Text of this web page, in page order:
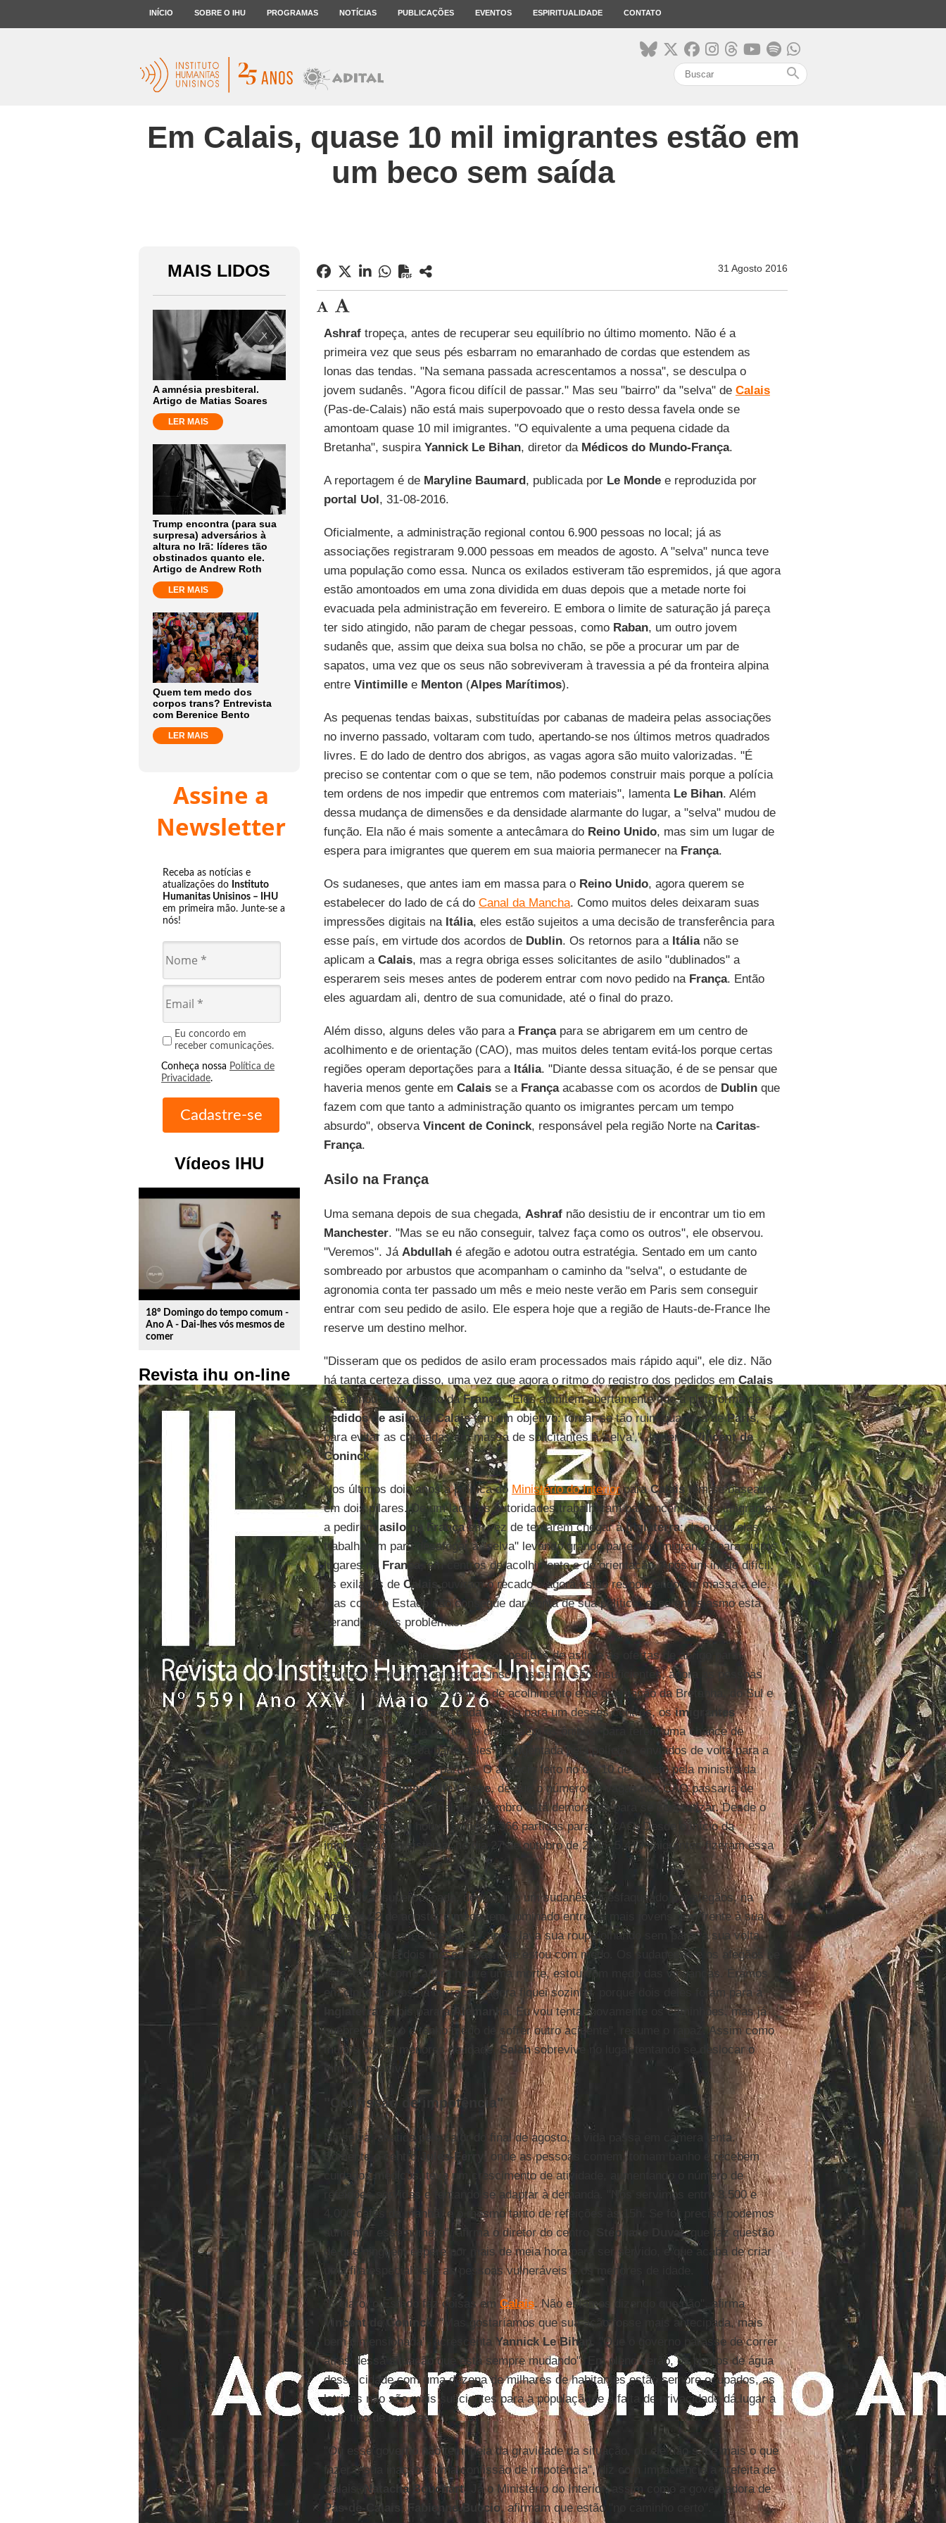
INÍCIO SOBRE O IHU PROGRAMAS NOTÍCIAS PUBLICAÇÕES EVENTOS ESPIRITUALIDADE CONTATO
search
Em Calais, quase 10 mil imigrantes estão em
um beco sem saída
MAIS LIDOS
A amnésia presbiteral.
Artigo de Matias Soares
LER MAIS
Trump encontra (para sua
surpresa) adversários à
altura no Irã: líderes tão
obstinados quanto ele.
Artigo de Andrew Roth
LER MAIS
Quem tem medo dos
corpos trans? Entrevista
com Berenice Bento
LER MAIS
Assine a
Newsletter
Receba as notícias e
atualizações do Instituto
Humanitas Unisinos – IHU
em primeira mão. Junte-se a
nós!
Eu concordo em
receber comunicações.
Conheça nossa Política de
Privacidade.
Vídeos IHU
play_circle_outline
18º Domingo do tempo comum -
Ano A - Dai-lhes vós mesmos de
comer
Revista ihu on-line
31 Agosto 2016
Ashraftropeça, antes de recuperar seu equilíbrio no último momento. Não é a
primeira vez que seus pés esbarram no emaranhado de cordas que estendem as
lonas das tendas. "Na semana passada acrescentamos a nossa", se desculpa o
jovem sudanês. "Agora ficou difícil de passar." Mas seu "bairro" da "selva" de Calais
(Pas-de-Calais) não está mais superpovoado que o resto dessa favela onde se
amontoam quase 10 mil imigrantes. "O equivalente a uma pequena cidade da
Bretanha", suspira Yannick Le Bihan, diretor da Médicos do Mundo-França.
A reportagem é de Maryline Baumard, publicada por Le Mondee reproduzida por
portal Uol, 31-08-2016.
Oficialmente, a administração regional contou 6.900 pessoas no local; já as
associações registraram 9.000 pessoas em meados de agosto. A "selva" nunca teve
uma população como essa. Nunca os exilados estiveram tão espremidos, já que agora
estão amontoados em uma zona dividida em duas depois que a metade norte foi
evacuada pela administração em fevereiro. E embora o limite de saturação já pareça
ter sido atingido, não param de chegar pessoas, como Raban, um outro jovem
sudanês que, assim que deixa sua bolsa no chão, se põe a procurar um par de
sapatos, uma vez que os seus não sobreviveram à travessia a pé da fronteira alpina
entre Vintimillee Menton(Alpes Marítimos).
As pequenas tendas baixas, substituídas por cabanas de madeira pelas associações
no inverno passado, voltaram com tudo, apertando-se nos últimos metros quadrados
livres. E do lado de dentro dos abrigos, as vagas agora são muito valorizadas. "É
preciso se contentar com o que se tem, não podemos construir mais porque a polícia
tem ordens de nos impedir que entremos com materiais", lamenta Le Bihan. Além
dessa mudança de dimensões e da densidade alarmante do lugar, a "selva" mudou de
função. Ela não é mais somente a antecâmara doReino Unido, mas sim um lugar de
espera para imigrantes que querem em sua maioria permanecer na França.
Os sudaneses, que antes iam em massa para o Reino Unido, agora querem se
estabelecer do lado de cá do Canal da Mancha. Como muitos deles deixaram suas
impressões digitais na Itália, eles estão sujeitos a uma decisão de transferência para
esse país, em virtude dos acordos de Dublin. Os retornos para a Itálianão se
aplicam a Calais, mas a regra obriga esses solicitantes de asilo "dublinados" a
esperarem seis meses antes de poderem entrar com novo pedido na França. Então
eles aguardam ali, dentro de sua comunidade, até o final do prazo.
Além disso, alguns deles vão para a Françapara se abrigarem em um centro de
acolhimento e de orientação (CAO), mas muitos deles tentam evitá-los porque certas
regiões operam deportações para a Itália. "Diante dessa situação, é de se pensar que
haveria menos gente em Calaisse a Françaacabasse com os acordos de Dublinque
fazem com que tanto a administração quanto os imigrantes percam um tempo
absurdo", observa Vincent de Coninck, responsável pela região Norte na Caritas-
França.
Asilo na França
Uma semana depois de sua chegada, Ashrafnão desistiu de ir encontrar um tio em
Manchester. "Mas se eu não conseguir, talvez faça como os outros", ele observou.
"Veremos". Já Abdullahé afegão e adotou outra estratégia. Sentado em um canto
sombreado por arbustos que acompanham o caminho da "selva", o estudante de
agronomia conta ter passado um mês e meio neste verão em Paris sem conseguir
entrar com seu pedido de asilo. Ele espera hoje que a região de Hauts-de-France lhe
reserve um destino melhor.
"Disseram que os pedidos de asilo eram processados mais rápido aqui", ele diz. Não
há tanta certeza disso, uma vez que agora o ritmo do registro dos pedidos em Calais
se alinhou com o resto daFrança. "Eles admitem abertamente que a plataforma de
pedidos de asilo de Calaistem um objetivo: tornar-se tão ruim quanto a deParis,
para evitar as chegadas em massa de solicitantes à 'selva',", lamentaVincent de
Coninck.
Nos últimos dois anos a política do Ministério do Interior paraCalaistem se baseado
em dois pilares. De um lado, as autoridades trabalharam para incentivar os imigrantes
a pedirem asilo na Françaem vez de tentarem chegar àInglaterra; de outro, elas
trabalharam para desafogar a "selva" levando grande parte dos imigrantes para outros
lugares na França
, em centros de acolhimento e de orientação. Após um início difícil,
os exilados deCalaisouviram o recado e agora estão respondendo em massa a ele.
Mas como o Estado não consegue dar conta de sua política, esse entusiasmo está
gerando novos problemas.
Além do fato de que o registro dos pedidos de asilo e as ofertas de abrigo para
solicitantes de asilo, ainda que inscritas na lei, são insuficientes, agora as pessoas
estão correndo para os centros de acolhimento e de orientação da Bretanha, do Sul e
do Leste. Na véspera de cada partida para um desses centros, osimigrantes
dormem na calçada da rua de onde saem os ônibus, para terem uma chance de
encontrar vaga. Boa parte deles é afugentada pela polícia e enviados de volta para a
selva no momento da partida. O anúncio feito no dia 10 de agosto pela ministra da
Habitação,Emmanuelle Cosse, de que o número de vagas nos CAO passaria de
2.000 para 5.000 no final de setembro está demorando para se concretizar. Desde o
dia 1º de agosto, houve somente 366 partidas para os CAO. Desde o início da
implantação do sistema, no dia 27 de outubro de 2015, 5.413 imigrantes fizeram essa
escolha.
Na "selva" superpovoada, depois que um sudanês foi esfaqueado por afegãos, na
noite de 22 de agosto, o medo tem dominado entre os mais jovens. Em frente à sua
tenda,
Saleh
, um eritreu de 17 anos, lava sua roupa olhando sem parar à sua volta.
"Estou aqui há dois meses, mas hoje estou com medo. Os sudaneses e os afegãos se
detestam, e como agora houve uma morte, estou com medo das vinganças. Éramos
em cinco amigos na barraca e agora fiquei sozinho, porque dois deles foram para a
Inglaterra
e dois para aAlemanha. Eu vou tentar novamente os caminhões, mas já
quebrei o braço e tenho medo de sofrer outro acidente", resume o rapaz. Assim como
muitos outros menores de idade, Salahsobrevive no lugar tentando se deslocar o
mínimo possível.
"Confissão de impotência"
Na selva, abatida pelo calor do final de agosto, a vida passa em câmera lenta.
Somente o centro
Jules-Ferry
, onde as pessoas comem, tomam banho e recebem
cuidados médicos, teve um crescimento de atividade, aumentando o número de
refeições servidas e tentando se adaptar à demanda. "Nós servimos entre 3.500 e
4.000 cafés da manhã, e o mesmo tanto de refeições às 15h. Se for preciso podemos
aumentar esse número", afirma o diretor do centro,
Stéphane Duval, que faz questão
de que ninguém espere por mais de meia hora para ser servido, e que acaba de criar
uma fila especial para as pessoas vulneráveis e os menores de idade.
"É claro, o Estado faz coisas emCalais. Não estamos dizendo que não", afirma
Vincent de Coninck . "Mas gostaríamos que sua ação fosse mais antecipada, mais
bem dimensionada", acrescenta Yannick Le Bihan . "Que o governo parasse de correr
atrás dessa situação que está sempre mudando". Em pleno verão, os pontos de água
dessa cidade com uma dezena de milhares de habitantes estão sempre ocupados, as
latrinas não são mais suficientes para a população, e a falta de privacidade dá lugar a
todo tipo de tensões.
"Ou esse governo não tem ideia da gravidade da situação, ou ele não sabe mais o que
fazer e sua inação é uma confissão de impotência", diz com impaciência a prefeita de
Calais,
Natacha Bouchart. Já o Ministério do Interior, assim como a governadora de
Pas-de-Calais
,Fabienne Buccio, afirmam que estão "no caminho certo".